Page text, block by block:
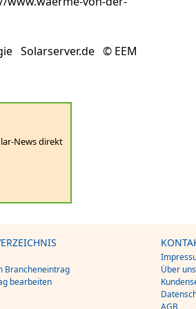
Solarserver.de © EEM
News direkt
Brancheneintrag
bearbeiten
Über uns
AGB